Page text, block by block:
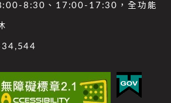
8:30、17:00-17:30，全功能